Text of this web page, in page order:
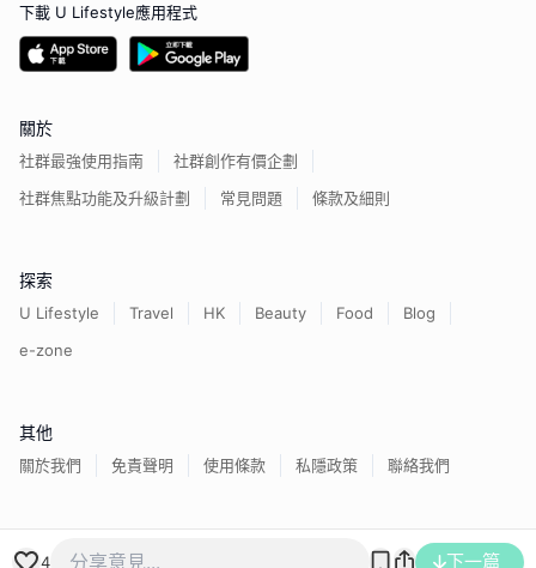
4 下一篇
下載 U Lifestyle應用程式
關於
社群最強使用指南
社群創作有價企劃
社群焦點功能及升級計劃
常見問題 條款及細則
探索
U Lifestyle Travel HK Beauty Food
Blog
e-zone
其他
關於我們 免責聲明 使用條款 私隱政策 聯絡我們
香港經濟日報版權所有©